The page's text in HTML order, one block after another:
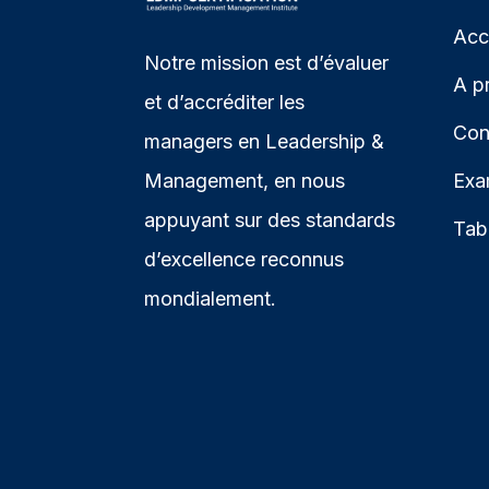
Notre mission est d’évaluer
et d’accréditer les
managers en Leadership &
Management, en nous
appuyant sur des standards
d’excellence reconnus
mondialement.
A